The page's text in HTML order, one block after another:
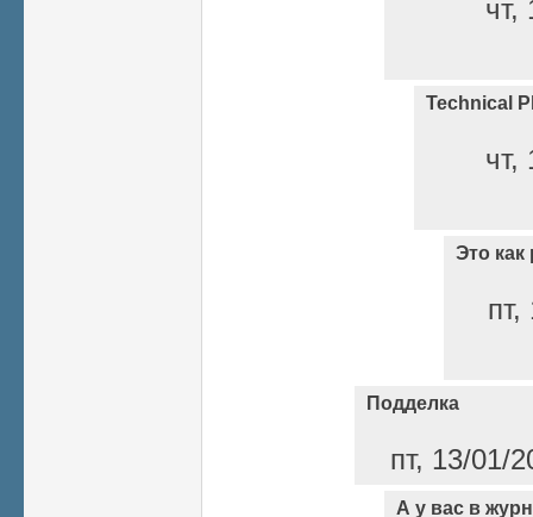
чт,
Technical
чт,
Это как
Подделка
пт, 13/01/
А у вас в